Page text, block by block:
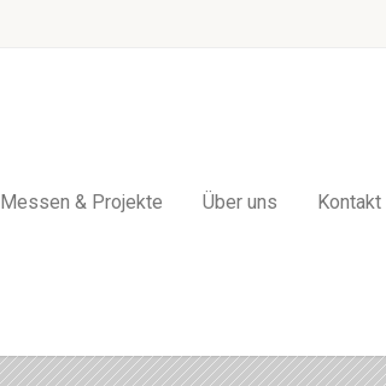
Messen & Projekte Über uns Kontakt